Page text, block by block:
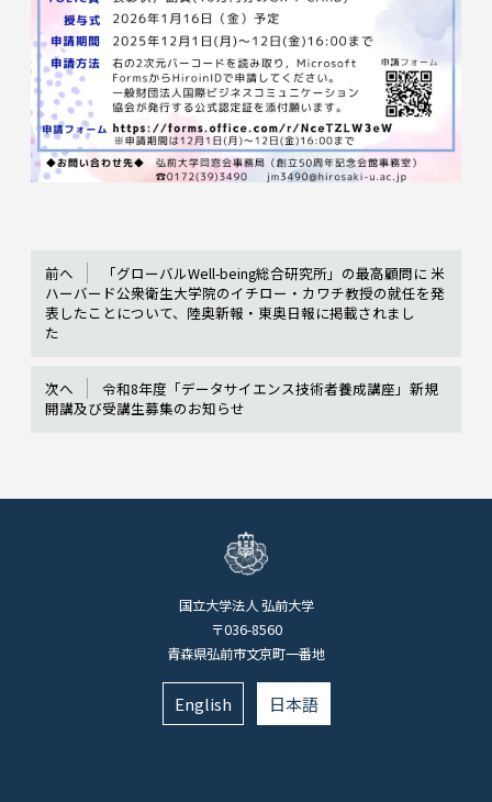
前へ
「グローバルWell-being総合研究所」の最高顧問に 米
ハーバード公衆衛生大学院のイチロー・カワチ教授の就任を発
表したことについて、陸奥新報・東奥日報に掲載されまし
た
次へ
令和8年度「データサイエンス技術者養成講座」新規
開講及び受講生募集のお知らせ
国立大学法人 弘前大学
〒036-8560
青森県弘前市文京町一番地
English 日本語